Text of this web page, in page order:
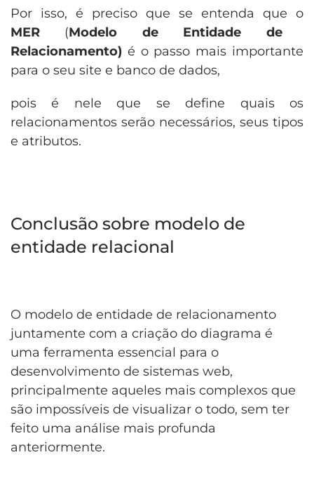
Por isso, é preciso que se entenda que o
MER (Modelo de Entidade de
Relacionamento) é o passo mais importante
para o seu site e banco de dados,
pois é nele que se define quais os
relacionamentos serão necessários, seus tipos
e atributos.
Conclusão sobre modelo de
entidade relacional
O modelo de entidade de relacionamento
juntamente com a criação do diagrama é
uma ferramenta essencial para o
desenvolvimento de sistemas web,
principalmente aqueles mais complexos que
são impossíveis de visualizar o todo, sem ter
feito uma análise mais profunda
anteriormente.